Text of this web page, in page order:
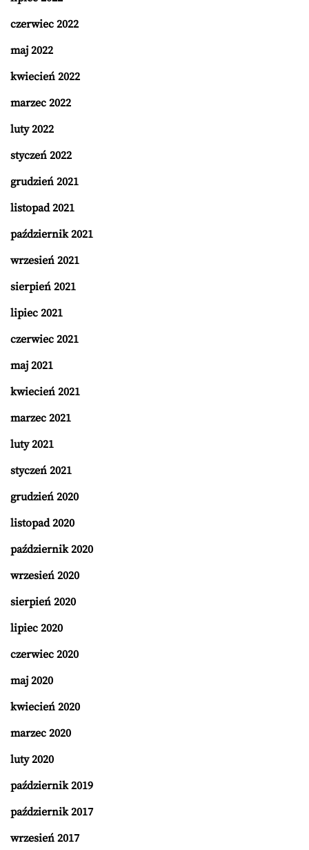
czerwiec 2022
maj 2022
kwiecień 2022
marzec 2022
luty 2022
styczeń 2022
grudzień 2021
listopad 2021
październik 2021
wrzesień 2021
sierpień 2021
lipiec 2021
czerwiec 2021
maj 2021
kwiecień 2021
marzec 2021
luty 2021
styczeń 2021
grudzień 2020
listopad 2020
październik 2020
wrzesień 2020
sierpień 2020
lipiec 2020
czerwiec 2020
maj 2020
kwiecień 2020
marzec 2020
luty 2020
październik 2019
październik 2017
wrzesień 2017